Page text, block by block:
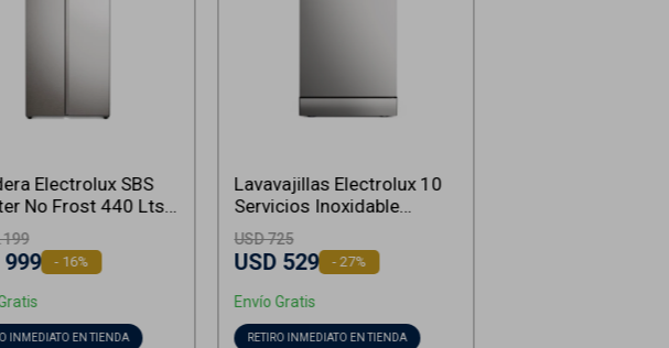
Electrolux SBS
No Frost 440 Lts -
999 16
INMEDIATO EN TIENDA
Lavavajillas Electrolux 10
Servicios Inoxidable
EHFF10E5MSCZG -
Inoxidable
USD 529
USD725
27
RETIRO INMEDIATO EN TIENDA
Envío Gratis